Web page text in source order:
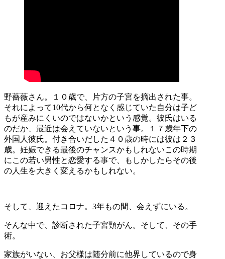
野薔薇さん。１０歳で、片方の子宮を摘出された事。
それによって10代から何となく感じていた自分は子ど
もが産みにくいのではないかという感覚。彼氏はいる
のだか、最近は会えていないという事。１７歳年下の
外国人彼氏。付き合いだした４０歳の時には彼は２３
歳。妊娠できる最後のチャンスかもしれないこの時期
にこの若い男性と恋愛する事で、もしかしたらその後
の人生を大きく変えるかもしれない。
そして、迎えたコロナ。3年もの間、会えずにいる。
そんな中で、診断された子宮頸がん。そして、その手
術。
家族がいない、お父様は随分前に他界しているので身